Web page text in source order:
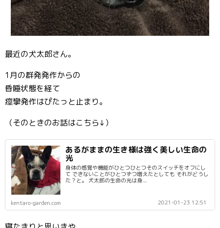
最近の犬太郎さん。
1月の群発発作からの
昏睡状態を経て
痙攣発作はぴたっと止まり。
（そのときのお話はこちら↓）
あるがままの生き様は強く美しい生命の
光
身体の感覚や機能がひとつひとつそのスイッチをオフにし
て できないことがひとつずつ増えたとしても それがどうし
た？と。 犬太郎の生命の光は身...
kentaro-garden.com 2021-01-23 12:51